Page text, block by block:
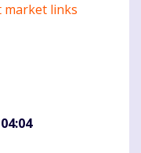
market links